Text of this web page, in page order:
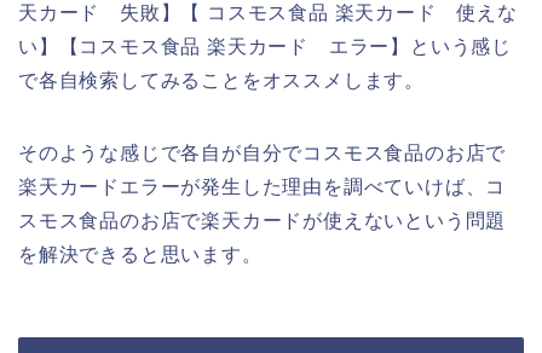
天カード 失敗】【 コスモス食品 楽天カード 使えな
い】【コスモス食品 楽天カード エラー】という感じ
で各自検索してみることをオススメします。
そのような感じで各自が自分でコスモス食品のお店で
楽天カードエラーが発生した理由を調べていけば、コ
スモス食品のお店で楽天カードが使えないという問題
を解決できると思います。